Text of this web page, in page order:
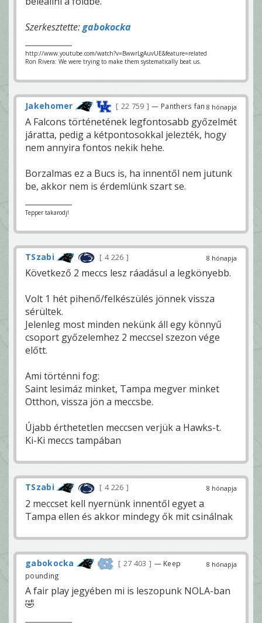
Szerkesztette:gabokocka
http://www.youtube.com/watch?v=BwwrLgAuvUE&feature=related
Ron Rivera: We were trying to make them systematically beat us.
8 hónapja
Jakehomer 22 759 — Panthers fan
A Falcons történetének legfontosabb győzelmét
járatta, pedig a kétpontosokkal jelezték, hogy
nem annyira fontos nekik hehe.
Borzalmas ez a Bucs is, ha innentől nem jutunk
be, akkor nem is érdemlünk szart se.
Tepper takarodj!
8 hónapja
TSzabi 4 226
Következő 2 meccs lesz ráadásul a legkönyebb.
Volt 1 hét pihenő/felkészülés jönnek vissza
sérültek.
Jelenleg most minden nekünk áll egy könnyű
csoport győzelemhez 2 meccsel szezon vége
előtt.
Ami történni fog:
Saint lesimáz minket, Tampa megver minket
Otthon, vissza jön a meccsbe.
Újabb érthetetlen meccsen verjük a Hawks-t.
Ki-Ki meccs tampában
8 hónapja
TSzabi 4 226
2 meccset kell nyernünk innentől egyet a
Tampa ellen és akkor mindegy ők mit csinálnak
8 hónapja
gabokocka 27 403
— Keep
pounding
A fair play jegyében mi is leszopunk NOLA-ban
🤣